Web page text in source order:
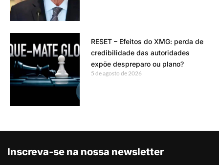
RESET – Efeitos do XMG: perda de
credibilidade das autoridades
expõe despreparo ou plano?
5 de agosto de 2026
Inscreva-se na nossa newsletter